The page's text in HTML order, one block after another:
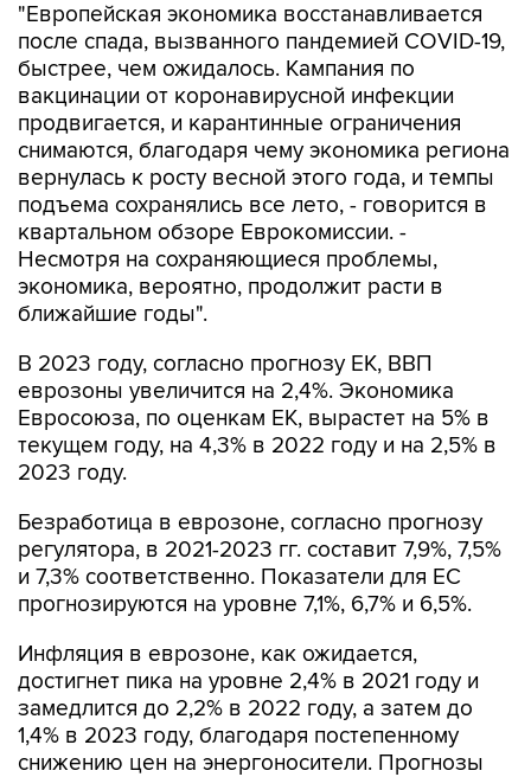
"Европейская экономика восстанавливается
после спада, вызванного пандемией COVID-19,
быстрее, чем ожидалось. Кампания по
вакцинации от коронавирусной инфекции
продвигается, и карантинные ограничения
снимаются, благодаря чему экономика региона
вернулась к росту весной этого года, и темпы
подъема сохранялись все лето, - говорится в
квартальном обзоре Еврокомиссии. -
Несмотря на сохраняющиеся проблемы,
экономика, вероятно, продолжит расти в
ближайшие годы".
В 2023 году, согласно прогнозу ЕК, ВВП
еврозоны увеличится на 2,4%. Экономика
Евросоюза, по оценкам ЕК, вырастет на 5% в
текущем году, на 4,3% в 2022 году и на 2,5% в
2023 году.
Безработица в еврозоне, согласно прогнозу
регулятора, в 2021-2023 гг. составит 7,9%, 7,5%
и 7,3% соответственно. Показатели для ЕС
прогнозируются на уровне 7,1%, 6,7% и 6,5%.
Инфляция в еврозоне, как ожидается,
достигнет пика на уровне 2,4% в 2021 году и
замедлится до 2,2% в 2022 году, а затем до
1,4% в 2023 году, благодаря постепенному
снижению цен на энергоносители. Прогнозы